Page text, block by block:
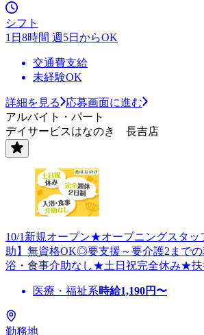
シフト
1日8時間 週5日からOK
交通費支給
未経験OK
詳細を見る
応募画面に進む
アルバイト・パート
デイサービスはなのき 長吉店
10/1新規オープン★オープニングスタッ
助】無資格OK◎要支援～要介護2まで
浴・食事介助なし★土日祝完全休み★扶
医療・福祉系時給1,190円〜
勤務地